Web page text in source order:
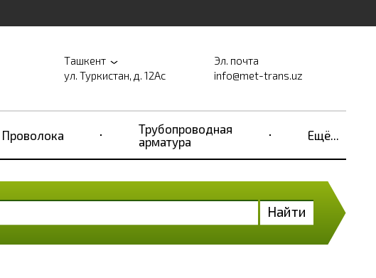
Ташкент
ул. Туркистан, д. 12Ас
Эл. почта
info@met-trans.uz
Проволока
Трубопроводная
арматура
Ещё...
Найти